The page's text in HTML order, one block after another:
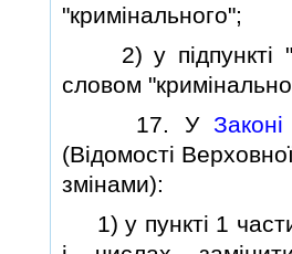
"кримiнального";
2) у пiдпунктi
словом
17. У Законi
(Вiдомостi
змiнами):
1) у пунктi 1